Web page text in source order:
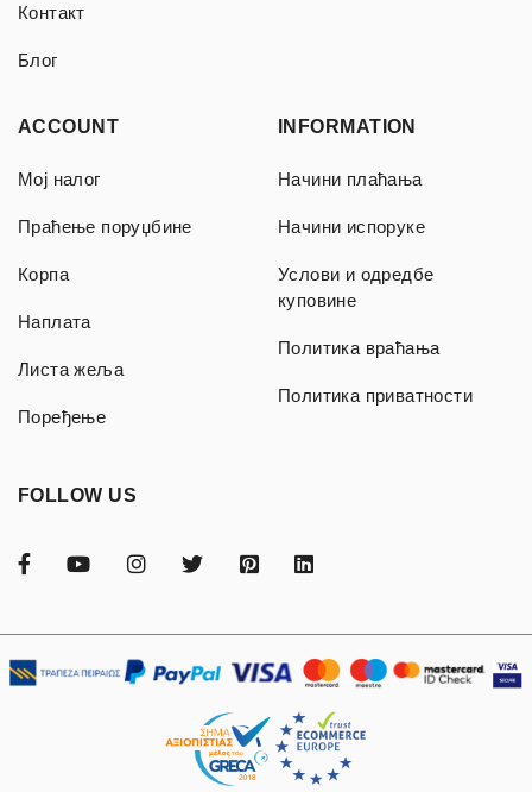
Контакт
Блог
ACCOUNT
Мој налог
Праћење поруџбине
Корпа
Наплата
Листа жеља
Поређење
INFORMATION
Начини плаћања
Начини испоруке
Услови и одредбе
куповине
Политика враћања
Политика приватности
FOLLOW US